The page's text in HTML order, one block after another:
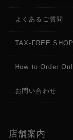
よくあるご質問
TAX-FREE
How to Order
お問い合わせ
店舗案内